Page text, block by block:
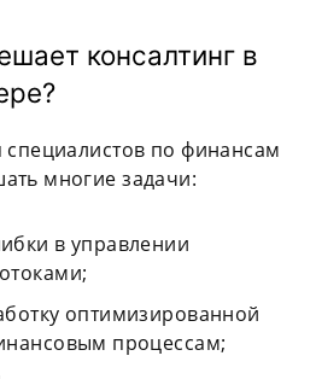
консалтинг в
специалистов по финансам
многие задачи:
в управлении
оптимизированной
процессам;